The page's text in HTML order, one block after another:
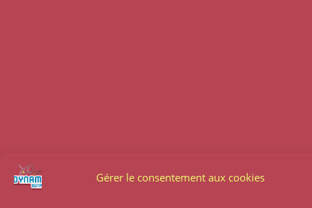
Gérer le consentement aux cookies